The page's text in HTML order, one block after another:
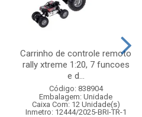
Carrinho de controle remoto
rally xtreme 1:20, 7 funcoes
e d...
Código: 838904
Embalagem: Unidade
Caixa Com: 12 Unidade(s)
Inmetro: 12444/2025-BRI-TR-1